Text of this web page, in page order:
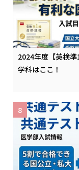
2024年度【英検
学科はここ！
8